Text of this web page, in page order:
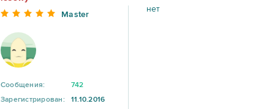
Master
Сообщения:
742
Зарегистрирован:
11.10.2016
нет